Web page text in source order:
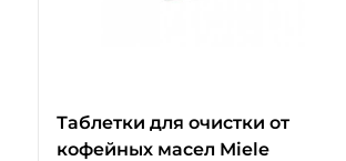
Таблетки для очистки от
кофейных масел Miele